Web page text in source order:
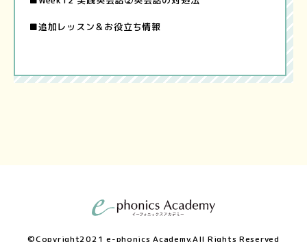
■追加レッスン＆お役立ち情報
©Copyright2021 e-phonics Academy.All Rights Reserved